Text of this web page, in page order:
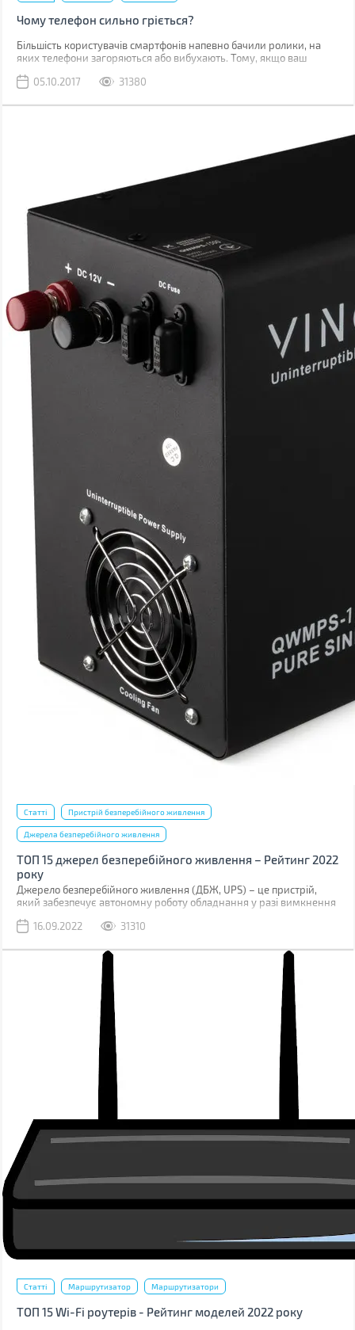
Чому телефон сильно гріється?
Більшість користувачів смартфонів напевно бачили ролики, на
яких телефони загоряються або вибухають. Тому, якщо ваш
безпечно.
05.10.2017 31380
Статті Пристрій безперебійного живлення
Джерела безперебійного живлення
ТОП 15 джерел безперебійного живлення – Рейтинг 2022
року
Джерело безперебійного живлення (ДБЖ, UPS) – це пристрій,
який забезпечує автономну роботу обладнання у разі вимкнення
акумулятора. Більшість моделей розраховані на кілька хвилин,
підтримувати роботу більше години.
16.09.2022 31310
Статті Маршрутизатор Маршрутизатори
ТОП 15 Wi-Fi роутерів - Рейтинг моделей 2022 року